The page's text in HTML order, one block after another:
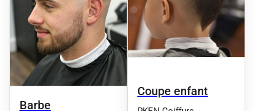
Barbe
Coupe enfant